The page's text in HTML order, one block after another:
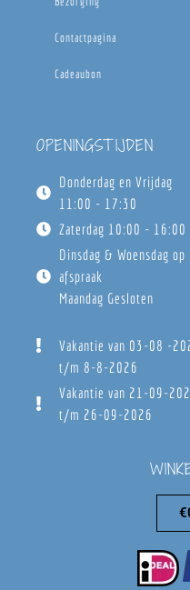
Contactpagina
Cadeaubon
OPENINGSTIJDEN
Donderdag en Vrijdag
11:00 - 17:30
Zaterdag 10:00 - 16:00
Dinsdag & Woensdag op
afspraak
Maandag Gesloten
Vakantie van 03-08 -
t/m 8-8-2026
Vakantie van 21-09-
t/m 26-09-2026
€